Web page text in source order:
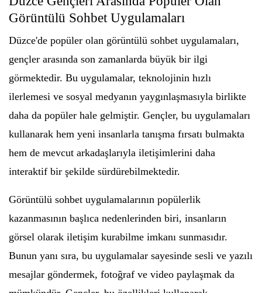
Görüntülü Sohbet Uygulamaları
Düzce'de popüler olan görüntülü sohbet uygulamaları,
gençler arasında son zamanlarda büyük bir ilgi
görmektedir. Bu uygulamalar, teknolojinin hızlı
ilerlemesi ve sosyal medyanın yaygınlaşmasıyla birlikte
daha da popüler hale gelmiştir. Gençler, bu uygulamaları
kullanarak hem yeni insanlarla tanışma fırsatı bulmakta
hem de mevcut arkadaşlarıyla iletişimlerini daha
interaktif bir şekilde sürdürebilmektedir.
Görüntülü sohbet uygulamalarının popülerlik
kazanmasının başlıca nedenlerinden biri, insanların
görsel olarak iletişim kurabilme imkanı sunmasıdır.
Bunun yanı sıra, bu uygulamalar sayesinde sesli ve yazılı
mesajlar göndermek, fotoğraf ve video paylaşmak da